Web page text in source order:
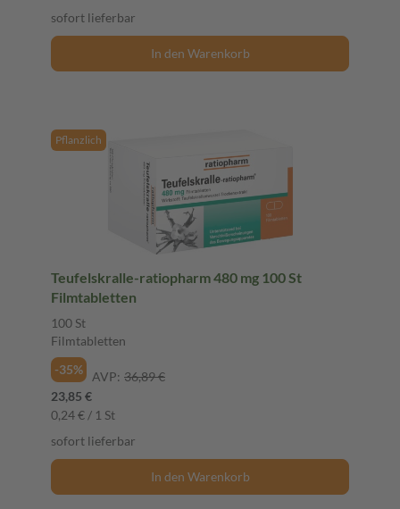
sofort lieferbar
In den Warenkorb
Pflanzlich
Teufelskralle-ratiopharm 480 mg 100 St
Filmtabletten
100 St
Filmtabletten
-35%
AVP: 36,89 €
23,85 €
0,24 € / 1 St
sofort lieferbar
In den Warenkorb